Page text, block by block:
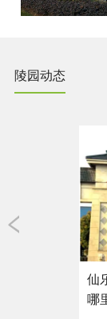
陵园动态
仙
哪